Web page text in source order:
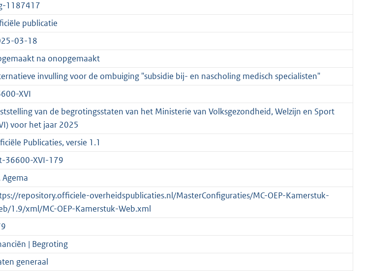
d
s
g
r
o
o
t
t
e
:
2
K
b
n
d
s
g
r
o
o
t
t
e
:
2
K
1187417
publicatie
03-18
na onopgemaakt
invulling voor de ombuiging "subsidie bij- en nascholing medisch specialisten"
XVI
van de begrotingsstaten van het Ministerie van Volksgezondheid, Welzijn en Sport
voor het jaar 2025
Publicaties, versie 1.1
36600-XVI-179
Agema
repository.officiele-overheidspublicaties.nl/MasterConfiguraties/MC-OEP-Kamerstuk-
1.9/xml/MC-OEP-Kamerstuk-Web.xml
| Begroting
generaal